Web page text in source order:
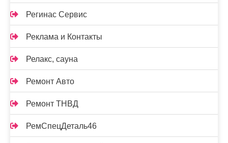
Регинас Сервис
Реклама и Контакты
Релакс, сауна
Ремонт Авто
Ремонт ТНВД
РемСпецДеталь46